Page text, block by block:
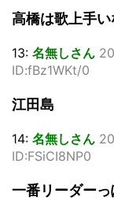
高橋は歌上手い
13: 名無しさん
ID:fBz1WKt/0
江田島
14: 名無しさん
ID:FSiCI8NP0
一番リーダー